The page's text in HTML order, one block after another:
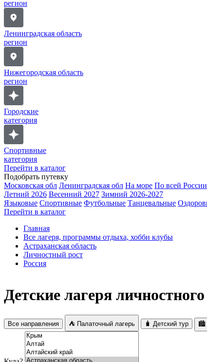
регион
Ленинградская область
регион
Нижегородская область
регион
Городские
категория
Спортивные
категория
Перейти в каталог
Подобрать путевку
Московская обл Ленинградская обл На море По всей России
Летний 2026 Весенний 2027 Зимний 2026-2027
Языковые Спортивные Футбольные Танцевальные
Перейти в каталог
Главная
Все лагеря, программы отдыха, хобби клубы
Астраханская область
Личностный рост
Россия
Детские лагеря
Все направления ⛺ Палаточный лагерь 🧳 Детский тур 🏙️